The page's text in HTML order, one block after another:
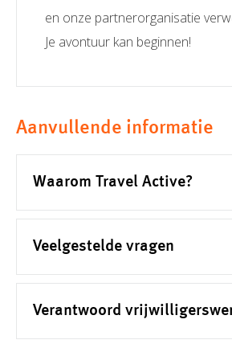
en onze partnerorganisatie
Je avontuur kan beginnen!
Aanvullende informatie
Waarom Travel Active?
Veelgestelde vragen
Verantwoord